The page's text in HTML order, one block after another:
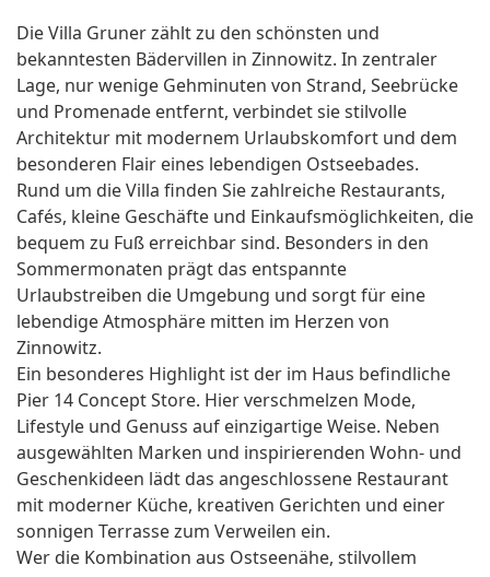
Die Villa Gruner zählt zu den schönsten und
bekanntesten Bädervillen in Zinnowitz. In zentraler
Lage, nur wenige Gehminuten von Strand, Seebrücke
und Promenade entfernt, verbindet sie stilvolle
Architektur mit modernem Urlaubskomfort und dem
besonderen Flair eines lebendigen Ostseebades.
Rund um die Villa finden Sie zahlreiche Restaurants,
Cafés, kleine Geschäfte und Einkaufsmöglichkeiten, die
bequem zu Fuß erreichbar sind. Besonders in den
Sommermonaten prägt das entspannte
Urlaubstreiben die Umgebung und sorgt für eine
lebendige Atmosphäre mitten im Herzen von
Zinnowitz.
Ein besonderes Highlight ist der im Haus befindliche
Pier 14 Concept Store. Hier verschmelzen Mode,
Lifestyle und Genuss auf einzigartige Weise. Neben
ausgewählten Marken und inspirierenden Wohn- und
Geschenkideen lädt das angeschlossene Restaurant
mit moderner Küche, kreativen Gerichten und einer
sonnigen Terrasse zum Verweilen ein.
Wer die Kombination aus Ostseenähe, stilvollem